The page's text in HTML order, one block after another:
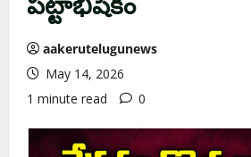
aakerutelugunews
May 14, 2026
1 minute read
0